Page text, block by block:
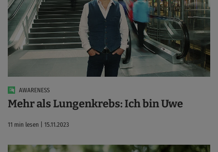
AWARENESS
Mehr als Lungenkrebs: Ich bin Uwe
11 min lesen | 15.11.2023